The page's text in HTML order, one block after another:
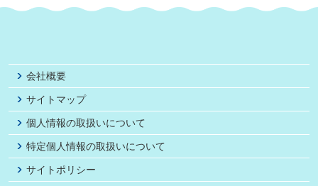
会社概要
サイトマップ
個人情報の取扱いについて
特定個人情報の取扱いについて
サイトポリシー